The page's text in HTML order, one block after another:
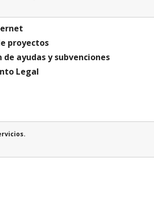
a internet
proyectos
ayudas y subvenciones
Legal